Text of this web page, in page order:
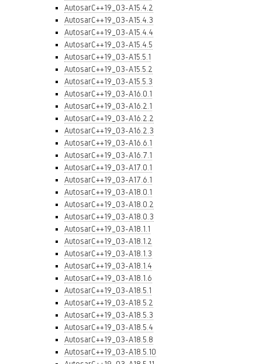
AutosarC++19_03-A15.4.2
AutosarC++19_03-A15.4.3
AutosarC++19_03-A15.4.4
AutosarC++19_03-A15.4.5
AutosarC++19_03-A15.5.1
AutosarC++19_03-A15.5.2
AutosarC++19_03-A15.5.3
AutosarC++19_03-A16.0.1
AutosarC++19_03-A16.2.1
AutosarC++19_03-A16.2.2
AutosarC++19_03-A16.2.3
AutosarC++19_03-A16.6.1
AutosarC++19_03-A16.7.1
AutosarC++19_03-A17.0.1
AutosarC++19_03-A17.6.1
AutosarC++19_03-A18.0.1
AutosarC++19_03-A18.0.2
AutosarC++19_03-A18.0.3
AutosarC++19_03-A18.1.1
AutosarC++19_03-A18.1.2
AutosarC++19_03-A18.1.3
AutosarC++19_03-A18.1.4
AutosarC++19_03-A18.1.6
AutosarC++19_03-A18.5.1
AutosarC++19_03-A18.5.2
AutosarC++19_03-A18.5.3
AutosarC++19_03-A18.5.4
AutosarC++19_03-A18.5.8
AutosarC++19_03-A18.5.10